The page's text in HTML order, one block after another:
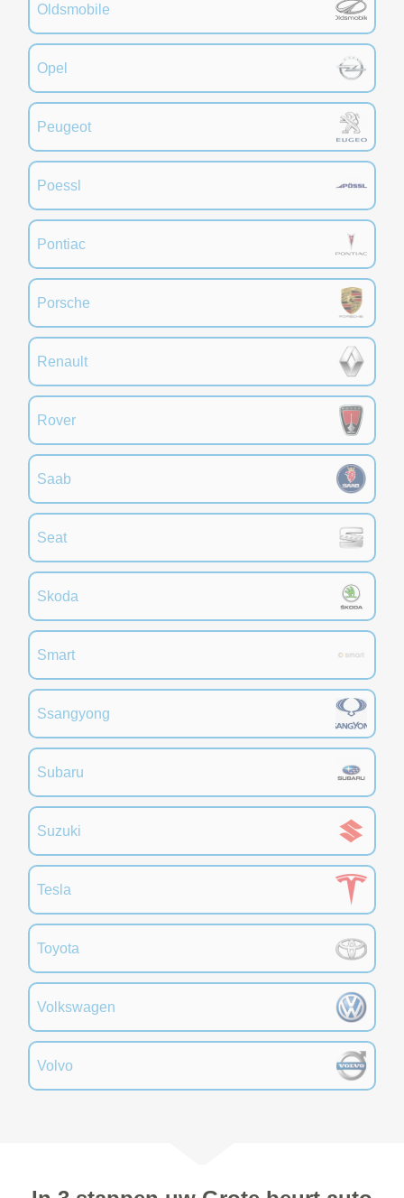
Oldsmobile
Opel
Peugeot
Poessl
Pontiac
Porsche
Renault
Rover
Saab
Seat
Skoda
Smart
Ssangyong
Subaru
Suzuki
Tesla
Toyota
Volkswagen
Volvo